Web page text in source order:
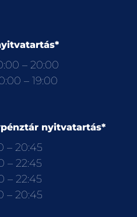
– 20:00
– 19:00
nyitvatartás*
– 20:45
– 22:45
– 22:45
– 20:45